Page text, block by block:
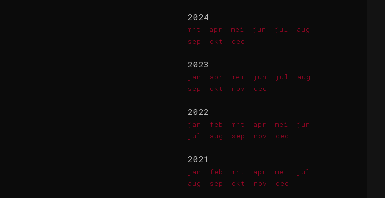
2024
mrt apr mei jun jul
aug
sep
okt dec
2023
jan apr mei jun jul
aug
sep
okt nov dec
2022
jan feb mrt apr mei
jun
jul
aug sep nov dec
2021
jan feb mrt apr mei
jul
aug
sep okt nov dec